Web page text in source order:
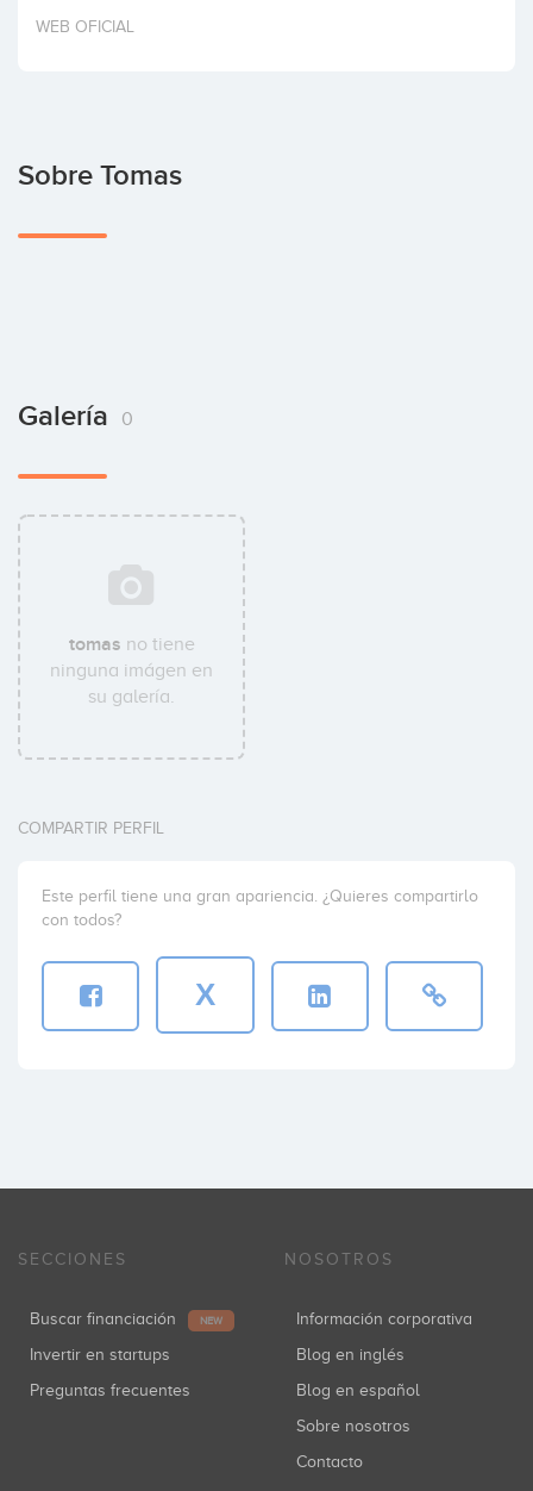
Invertir
WEB OFICIAL
Sobre Tomas
Galería 0
tomas no tiene
ninguna imágen en
su galería.
COMPARTIR PERFIL
Este perfil tiene una gran apariencia. ¿Quieres compartirlo
con todos?
X
SECCIONES
Buscar financiación NEW
Invertir en startups
Preguntas frecuentes
NOSOTROS
Información corporativa
Blog en inglés
Blog en español
Sobre nosotros
Contacto